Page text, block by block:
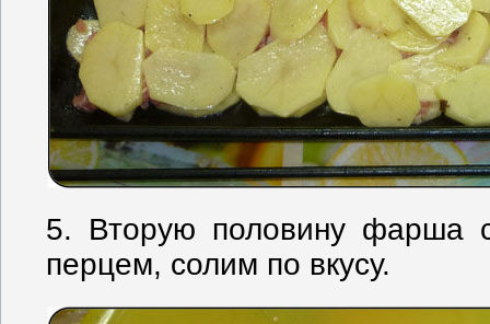
5. Вторую половину фарша
перцем, солим по вкусу.